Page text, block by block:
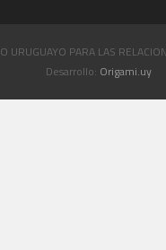
URUGUAYO PARA LAS
Desarrollo: Origami.uy